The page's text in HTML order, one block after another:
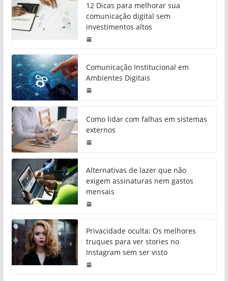
12 Dicas para melhorar sua
comunicação digital sem
investimentos altos
Comunicação Institucional em
Ambientes Digitais
Como lidar com falhas em sistemas
externos
Alternativas de lazer que não
exigem assinaturas nem gastos
mensais
Privacidade oculta: Os melhores
truques para ver stories no
Instagram sem ser visto